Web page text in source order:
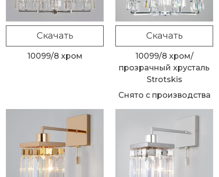
Скачать
10099/8 хром
Скачать
10099/8 хром/
прозрачный хрусталь
Strotskis
Снято с производства